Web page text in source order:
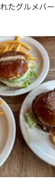
たグルメバ